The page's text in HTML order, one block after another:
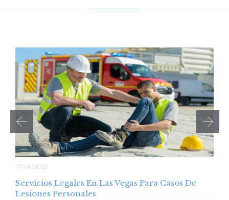
07/14/2025
Servicios Legales En Las Vegas Para Casos De
Lesiones Personales